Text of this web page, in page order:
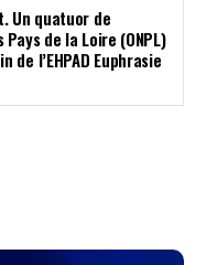
Un quatuor de
de la Loire (ONPL)
de l’EHPAD Euphrasie